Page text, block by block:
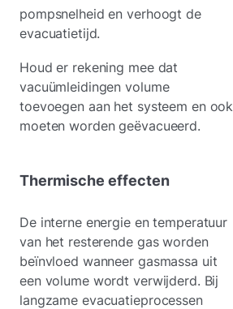
pompsnelheid en verhoogt de
evacuatietijd.
Houd er rekening mee dat
vacuümleidingen volume
toevoegen aan het systeem en ook
moeten worden geëvacueerd.
Thermische effecten
De interne energie en temperatuur
van het resterende gas worden
beïnvloed wanneer gasmassa uit
een volume wordt verwijderd. Bij
langzame evacuatieprocessen